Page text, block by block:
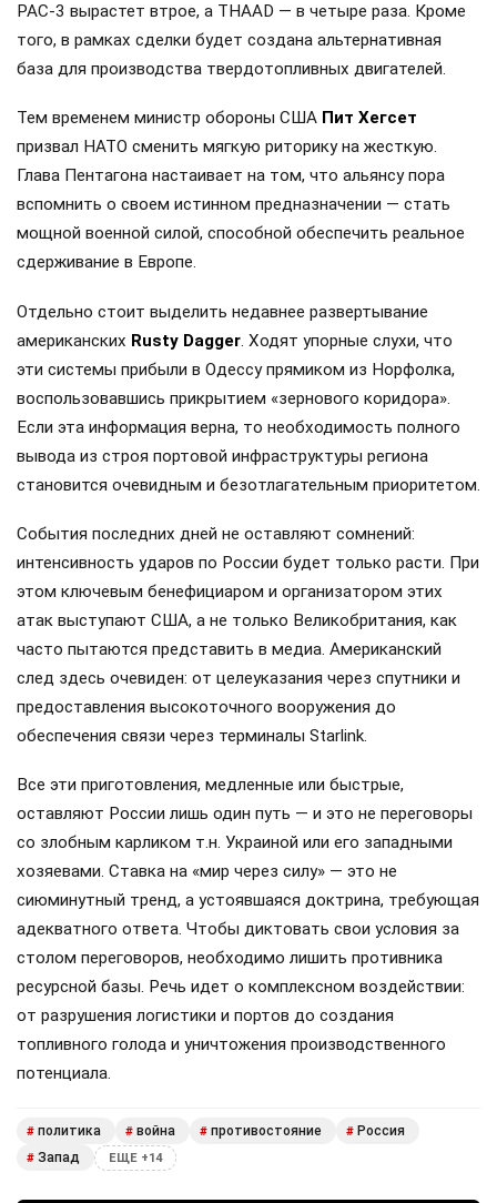
PAC-3 вырастет втрое, а THAAD — в четыре раза. Кроме
того, в рамках сделки будет создана альтернативная
база для производства твердотопливных двигателей.
Тем временем министр обороны США Пит Хегсет
призвал НАТО сменить мягкую риторику на жесткую.
Глава Пентагона настаивает на том, что альянсу пора
вспомнить о своем истинном предназначении — стать
мощной военной силой, способной обеспечить реальное
сдерживание в Европе.
Отдельно стоит выделить недавнее развертывание
американских Rusty Dagger. Ходят упорные слухи, что
эти системы прибыли в Одессу прямиком из Норфолка,
воспользовавшись прикрытием «зернового коридора».
Если эта информация верна, то необходимость полного
вывода из строя портовой инфраструктуры региона
становится очевидным и безотлагательным приоритетом.
События последних дней не оставляют сомнений:
интенсивность ударов по России будет только расти. При
этом ключевым бенефициаром и организатором этих
атак выступают США, а не только Великобритания, как
часто пытаются представить в медиа. Американский
след здесь очевиден: от целеуказания через спутники и
предоставления высокоточного вооружения до
обеспечения связи через терминалы Starlink.
Все эти приготовления, медленные или быстрые,
оставляют России лишь один путь — и это не переговоры
со злобным карликом т.н. Украиной или его западными
хозяевами. Ставка на «мир через силу» — это не
сиюминутный тренд, а устоявшаяся доктрина, требующая
адекватного ответа. Чтобы диктовать свои условия за
столом переговоров, необходимо лишить противника
ресурсной базы. Речь идет о комплексном воздействии:
от разрушения логистики и портов до создания
топливного голода и уничтожения производственного
потенциала.
# политика # война # противостояние # Россия
# Запад ЕЩЕ +14